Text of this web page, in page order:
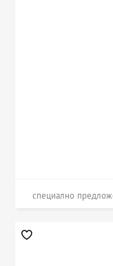
специално